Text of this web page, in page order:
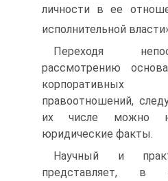
личности в ее
исполнительной
Переходя
рассмотрению
корпоративных
правоотношений,
их числе можно
юридические факты.
Научный и
представляет, в